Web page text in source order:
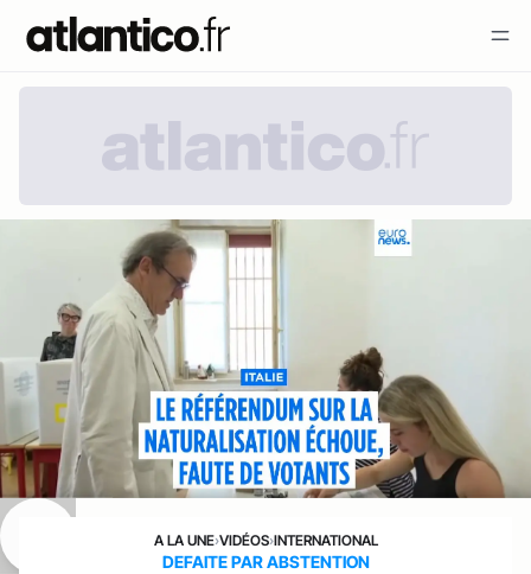
A LA UNE›VIDÉOS›INTERNATIONAL
DEFAITE PAR ABSTENTION